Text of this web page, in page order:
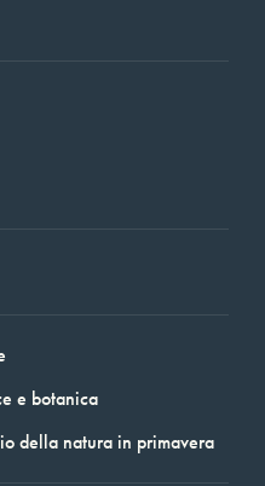
e botanica
della natura in primavera